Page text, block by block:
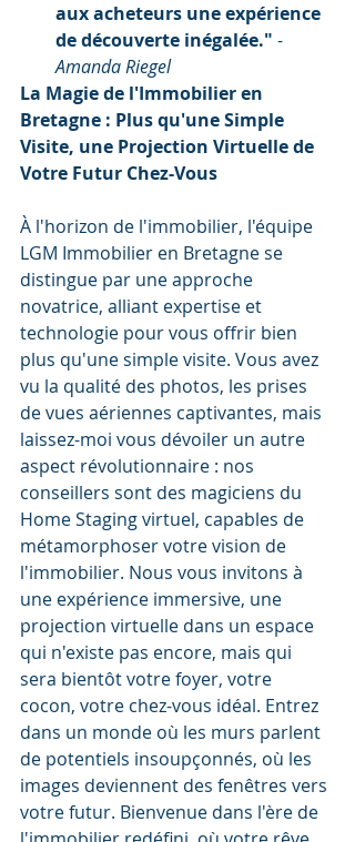
aux acheteurs une expérience
de découverte inégalée." -
Amanda Riegel
La Magie de l'Immobilier en
Bretagne : Plus qu'une Simple
Visite, une Projection Virtuelle de
Votre Futur Chez-Vous
À l'horizon de l'immobilier, l'équipe
LGM Immobilier en Bretagne se
distingue par une approche
novatrice, alliant expertise et
technologie pour vous offrir bien
plus qu'une simple visite. Vous avez
vu la qualité des photos, les prises
de vues aériennes captivantes, mais
laissez-moi vous dévoiler un autre
aspect révolutionnaire : nos
conseillers sont des magiciens du
Home Staging virtuel, capables de
métamorphoser votre vision de
l'immobilier. Nous vous invitons à
une expérience immersive, une
projection virtuelle dans un espace
qui n'existe pas encore, mais qui
sera bientôt votre foyer, votre
cocon, votre chez-vous idéal. Entrez
dans un monde où les murs parlent
de potentiels insoupçonnés, où les
images deviennent des fenêtres vers
votre futur. Bienvenue dans l'ère de